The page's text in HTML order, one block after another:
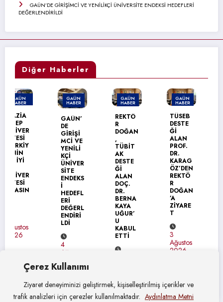
Çerez Kullanımı
Ziyaret deneyiminizi geliştirmek, kişiselleştirilmiş içerikler ve
trafik analizleri için çerezler kullanılmaktadır. Aydınlatma Metni
GAÜN’DE GİRİŞİMCİ VE YENİLİKÇİ ÜNİVERSİTE ENDEKSİ HEDEFLERİ
DEĞERLENDİRİLDİ
Diğer Haberler
GAÜN
HABER
GAÜN’
DE
GİRİŞİ
MCİ VE
YENİLİ
KÇİ
ÜNİVER
SİTE
ENDEKS
İ
HEDEFL
LDİ
GAÜN
HABER
REKTÖ
DOĞAN
,
TÜBİT
DESTE
Ğİ
ALAN
DR.
KAYA
UĞUR’
Ağustos
GAÜN
HABER
TÜSEB
Ğİ
PROF.
KARAG
REKTÖ
R
’A
ZİYARE
T
3
GAÜN
HABER
GAÜN
TEKNİK
BİLİML
ER
MESLEK
YÜKSEK
OKULU’
NDA
MEZUN
İYET
SEVİNC
İ